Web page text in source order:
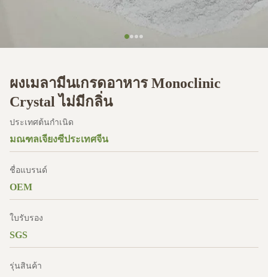
ผงเมลามีนเกรดอาหาร Monoclinic
Crystal ไม่มีกลิ่น
ประเทศต้นกำเนิด
มณฑลเจียงซีประเทศจีน
ชื่อแบรนด์
OEM
ใบรับรอง
SGS
รุ่นสินค้า